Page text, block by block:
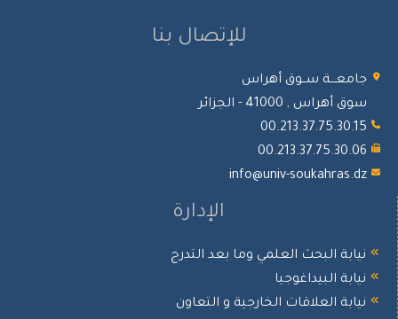
للإتصال بنا
جامعـــة ســوق أهراس
سوق أهراس , 41000 - الجزائر
00.213.37.75.30.15
00.213.37.75.30.06
info@univ-soukahras.dz
الإدارة
نيابة البحث العلمي وما بعد التدرج
نيابة البيداغوجيا
نيابة العلاقات الخارجية و التعاون